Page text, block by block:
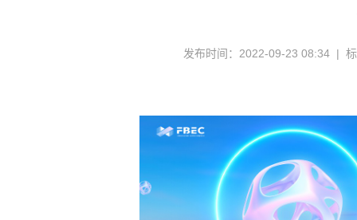
发布时间：2022-09-23 08:34 |